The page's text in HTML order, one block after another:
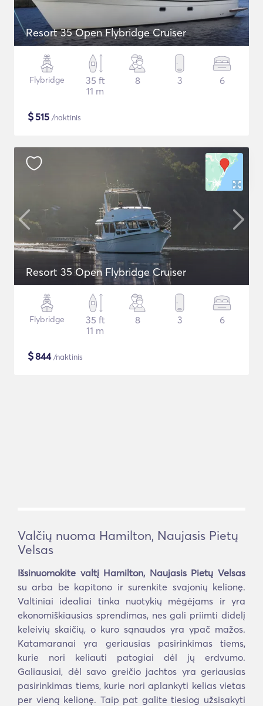
Resort 35 Open Flybridge Cruiser
Flybridge
35 ft
11 m
8 3 6
$515 /naktinis
Resort 35 Open Flybridge Cruiser
Flybridge
35 ft
11 m
8 3 6
$844/naktinis
Valčių nuoma Hamilton, Naujasis Pietų
Velsas
Išsinuomokite valtį Hamilton, Naujasis Pietų Velsas
su arba be kapitono ir surenkite svajonių kelionę.
Valtiniai idealiai tinka nuotykių mėgėjams ir yra
ekonomiškiausias sprendimas, nes gali priimti didelį
keleivių skaičių, o kuro sąnaudos yra ypač mažos.
Katamaranai yra geriausias pasirinkimas tiems,
kurie nori keliauti patogiai dėl jų erdvumo.
Galiausiai, dėl savo greičio jachtos yra geriausias
pasirinkimas tiems, kurie nori aplankyti kelias vietas
per vieną kelionę. Taip pat galite tiesiog užsisakyti